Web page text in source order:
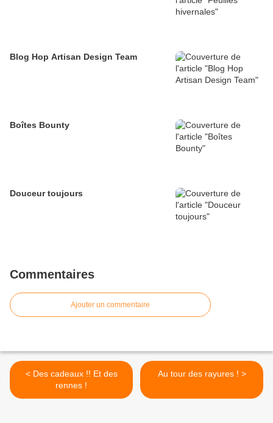
Blog Hop Artisan Design Team
Boîtes Bounty
Douceur toujours
Commentaires
Ajouter un commentaire
< Des cadeaux !! Et des
rennes !
Au tour des rayures ! >